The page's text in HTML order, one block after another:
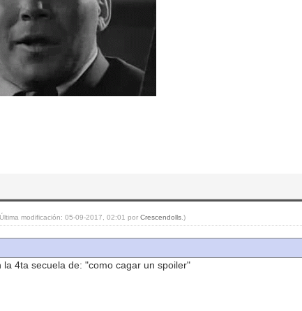
modificación: 05-09-2017, 02:01 porCrescendolls .)
la 4ta secuela de: "como cagar un spoiler"